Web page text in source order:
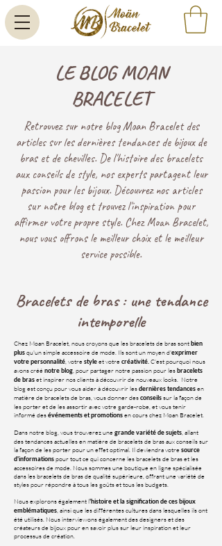
LE BLOG MOAN
BRACELET
Retrouvez sur notre blog Moan Bracelet des
articles sur les dernières tendances de bijoux de
bras et de chevilles. De l'histoire des bracelets
aux conseils de style, nos experts partagent leur
passion pour les bijoux. Découvrez nos articles
sur notre blog et trouvez l'inspiration pour
affirmer votre propre style. Chez Moan Bracelet,
nous vous offrons le meilleur choix et le meilleur
service possible.
Bracelets de bras : une tendance
intemporelle
Chez Moan Bracelet, nous croyons que les bracelets de bras sont bien
plusqu'un simple accessoire de mode. Ils sont un moyen d'exprimer
votre personnalité, votrestyleet votrecréativité.C'est pourquoi nous
avons créénotre blog, pour partager notre passion pour les bracelets
de braset inspirer nos clients à découvrir de nouveaux looks. Notre
blog est conçu pour vous aider à découvrir lesdernières tendancesen
matière de bracelets de bras, vous donner desconseilssur la façon de
les porter et de les assortir avec votre garde-robe, et vous tenir
informé desévénements et promotionsen cours chez Moan Bracelet.
Dans notre blog, vous trouverez unegrande variété de sujets, allant
des tendances actuelles en matière de bracelets de bras aux conseils sur
la façon de les porter pour un effet optimal. Il deviendra votresource
d'informationspour tout ce qui concerne les bracelets de bras et les
accessoires de mode. Nous sommes une boutique en ligne spécialisée
dans les bracelets de bras de qualité supérieure, offrant une variété de
styles pour répondre à tous les goûts et tous les budgets.
Nous explorons également l'histoire et la signification de ces bijoux
emblématiques, ainsi que les différentes cultures dans lesquelles ils ont
été utilisés. Nous interviewons également des designers et des
créateurs de bijoux pour en savoir plus sur leur inspiration et leur
processus de création.